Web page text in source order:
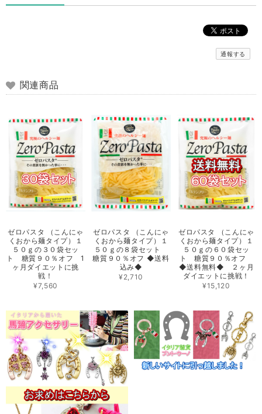
通報する
関連商品
ゼロパスタ （こんにゃ
くおから麺タイプ）１
５０ｇの３０袋セッ
ト 糖質９０％オフ 1
ヶ月ダイエットに挑
戦！
¥7,560
ゼロパスタ （こんにゃ
くおから麺タイプ）１
５０ｇの８袋セット
糖質９０％オフ ◆送料
込み◆
¥2,710
ゼロパスタ （こんにゃ
くおから麺タイプ）１
５０ｇの６０袋セッ
ト 糖質９０％オフ
◆送料無料◆ ２ヶ月
ダイエットに挑戦！
¥15,120